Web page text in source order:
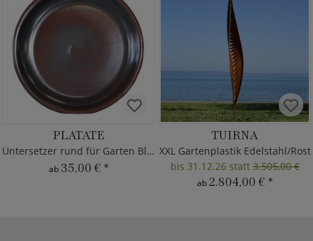
PLATATE
Untersetzer rund für Garten Blumentöpfe
ab 35,00 € *
TUIRNA
XXL Gartenplastik Edelstahl/Rost
bis 31.12.26 statt3.505,00 €
ab2.804,00 € *